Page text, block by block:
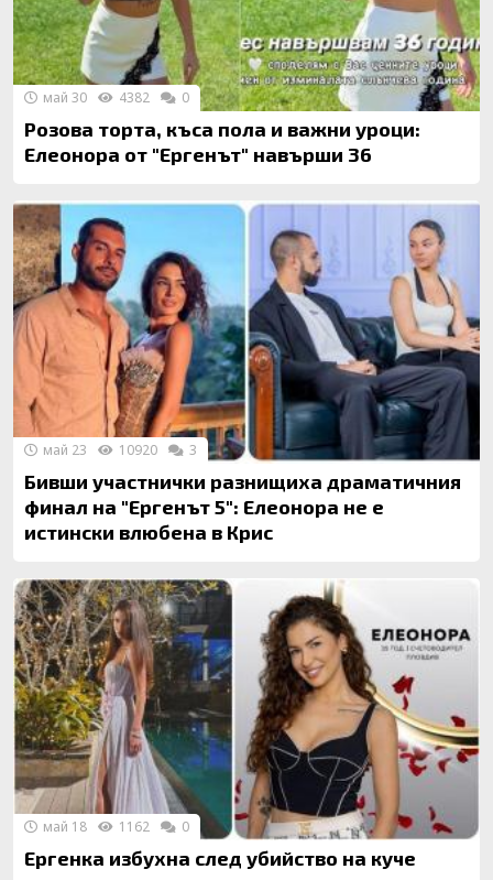
Розова торта, къса пола и важни уроци:
Елеонора от "Ергенът" навърши 36
май 30 4382 0
Бивши участнички разнищиха драматичния
финал на "Ергенът 5": Елеонора не е
истински влюбена в Крис
май 23 10920 3
Ергенка избухна след убийство на куче
май 18 1162 0